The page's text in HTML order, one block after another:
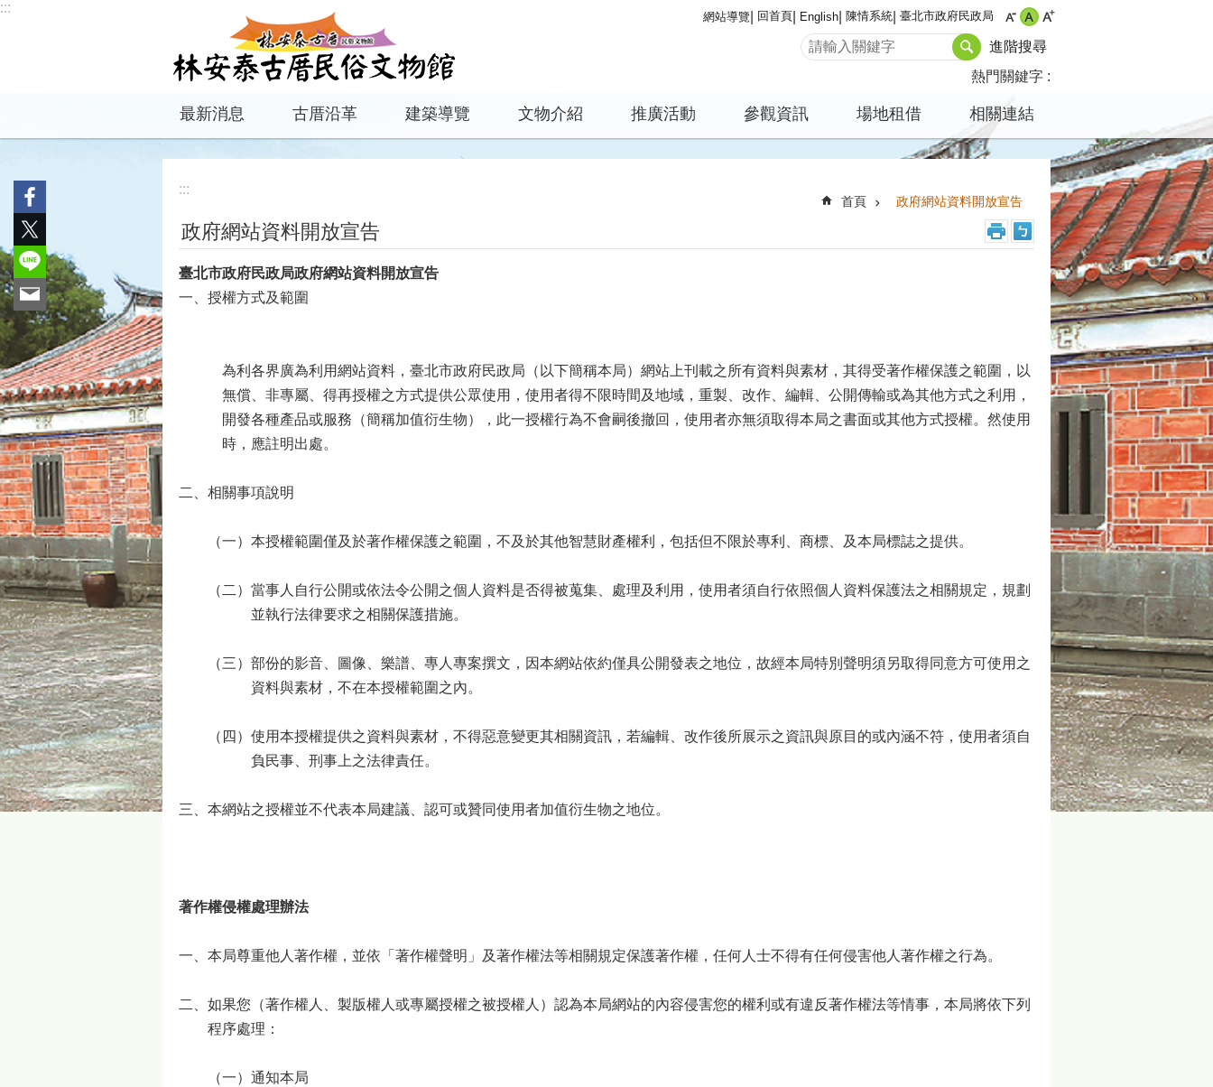
跳到主要內容區塊
:::
網站導覽 回首頁 English 陳情系統 臺北市政府民政局
進階搜尋
熱門關鍵字
最新消息 古厝沿革 建築導覽 文物介紹 推廣活動 參觀資訊 場地租借 相關連結
:::
首頁 政府網站資料開放宣告
政府網站資料開放宣告
臺北市政府民政局政府網站資料開放宣告
一、授權方式及範圍
為利各界廣為利用網站資料，臺北市政府民政局（以下簡稱本局）網站上刊載之所有資料與素材，其得受著作權保護之範圍，以
無償、非專屬、得再授權之方式提供公眾使用，使用者得不限時間及地域，重製、改作、編輯、公開傳輸或為其他方式之利用，
開發各種產品或服務（簡稱加值衍生物），此一授權行為不會嗣後撤回，使用者亦無須取得本局之書面或其他方式授權。然使用
時，應註明出處。
二、相關事項說明
（一）本授權範圍僅及於著作權保護之範圍，不及於其他智慧財產權利，包括但不限於專利、商標、及本局標誌之提供。
（二）當事人自行公開或依法令公開之個人資料是否得被蒐集、處理及利用，使用者須自行依照個人資料保護法之相關規定，規劃
並執行法律要求之相關保護措施。
（三）部份的影音、圖像、樂譜、專人專案撰文，因本網站依約僅具公開發表之地位，故經本局特別聲明須另取得同意方可使用之
資料與素材，不在本授權範圍之內。
（四）使用本授權提供之資料與素材，不得惡意變更其相關資訊，若編輯、改作後所展示之資訊與原目的或內涵不符，使用者須自
負民事、刑事上之法律責任。
三、本網站之授權並不代表本局建議、認可或贊同使用者加值衍生物之地位。
著作權侵權處理辦法
一、本局尊重他人著作權，並依「著作權聲明」及著作權法等相關規定保護著作權，任何人士不得有任何侵害他人著作權之行為。
二、如果您（著作權人、製版權人或專屬授權之被授權人）認為本局網站的內容侵害您的權利或有違反著作權法等情事，本局將依下列
程序處理：
（一）通知本局